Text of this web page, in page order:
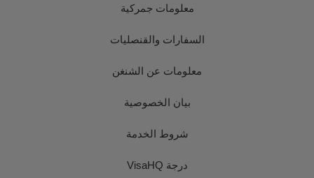
معلومات جمركية
السفارات والقنصليات
معلومات عن الشنغن
بيان الخصوصية
شروط الخدمة
درجة VisaHQ